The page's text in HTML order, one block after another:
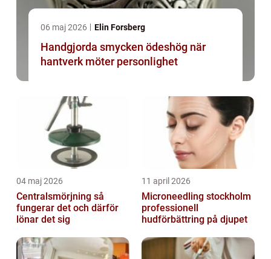
06 maj 2026 Elin Forsberg
Handgjorda smycken ödeshög när
hantverk möter personlighet
04 maj 2026
Centralsmörjning så
fungerar det och därför
lönar det sig
11 april 2026
Microneedling stockholm
professionell
hudförbättring på djupet